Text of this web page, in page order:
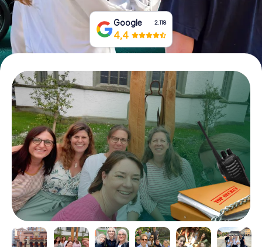
Google 2.118
4,4